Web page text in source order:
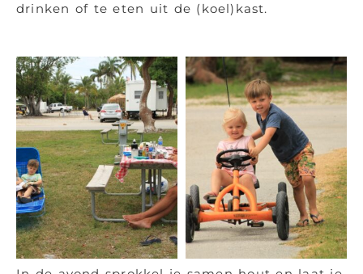
drinken of te eten uit de (koel)kast.